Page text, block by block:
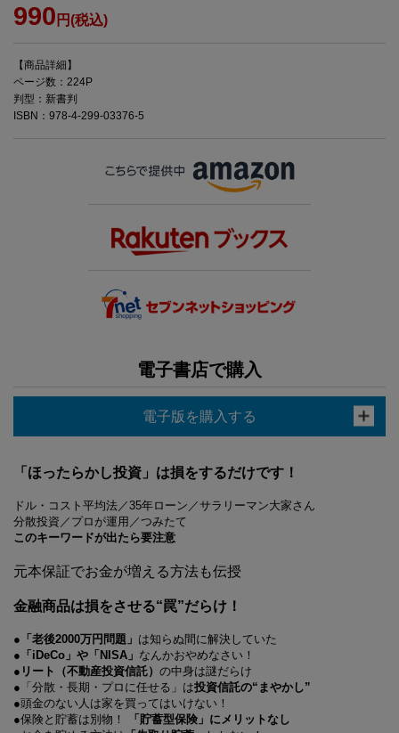
990 円(税込)
【商品詳細】
ページ数：224P
判型：新書判
ISBN：978-4-299-03376-5
電子書店で購入
電子版を購入する
「ほったらかし投資」は損をするだけです！
ドル・コスト平均法／35年ローン／サラリーマン大家さん
分散投資／プロが運用／つみたて
このキーワードが出たら要注意
元本保証でお金が増える方法も伝授
金融商品は損をさせる“罠”だらけ！
● 「老後2000万円問題」 は知らぬ間に解決していた
● 「iDeCo」や「NISA」 なんかおやめなさい！
● リート（不動産投資信託） の中身は謎だらけ
●「分散・長期・プロに任せる」は投資信託の“まやかし”
●頭金のない人は家を買ってはいけない！
●保険と貯蓄は別物！
「貯蓄型保険」にメリットなし